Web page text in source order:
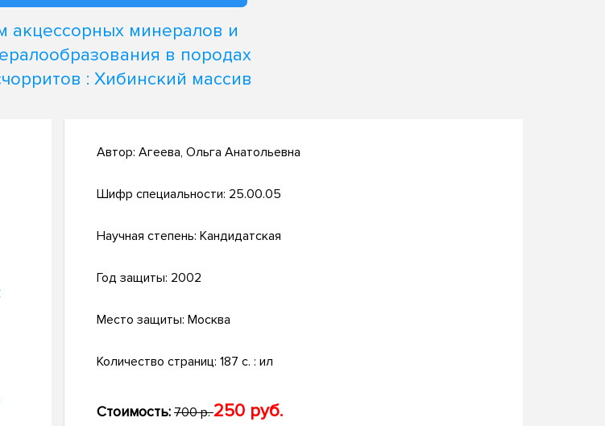
акцессорных минералов и
в породах
: Хибинский массив
Автор: Агеева, Ольга Анатольевна
Шифр специальности: 25.00.05
Научная степень: Кандидатская
Год защиты: 2002
Место защиты: Москва
Количество страниц: 187 с. : ил
Стоимость: 700 р.250 руб.